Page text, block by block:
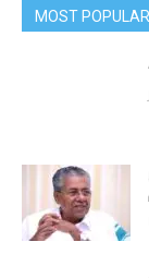
MOST POPULAR